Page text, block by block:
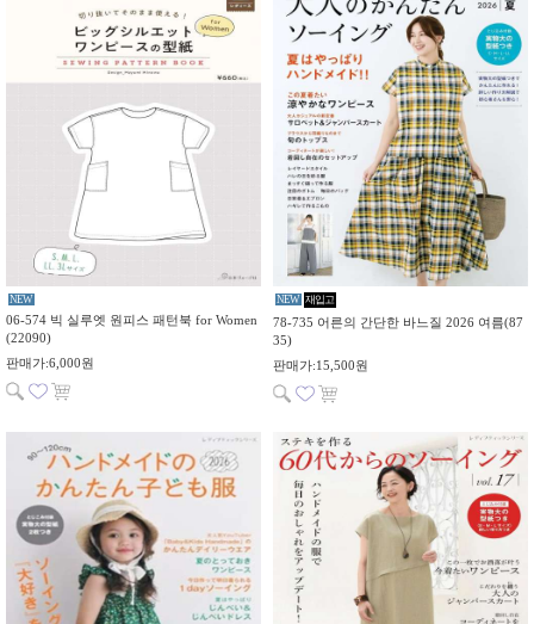
NEW
06-574 빅 실루엣 원피스 패턴북 for Women
(22090)
판매가:6,000원
NEW 재입고
78-735 어른의 간단한 바느질 2026 여름(87
35)
판매가:15,500원